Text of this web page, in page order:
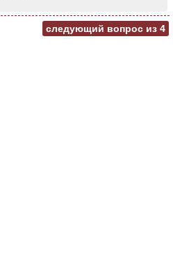
следующий вопрос из 4